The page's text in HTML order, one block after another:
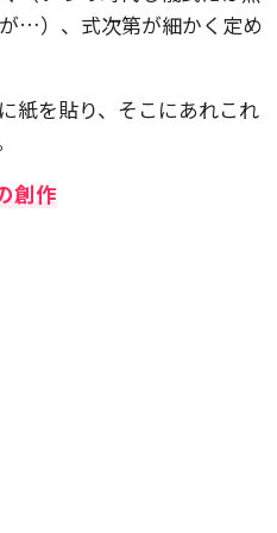
…）、式次第が細かく定め
紙を貼り、そこにあれこれ
創作